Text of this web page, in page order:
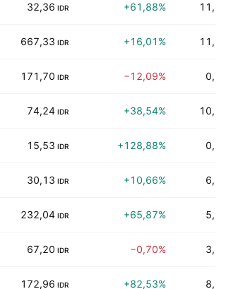
32,36 IDR +61,88% 11,22%
667,33 IDR +16,01% 11,36%
171,70 IDR −12,09% 0,00%
74,24 IDR +38,54% 10,10%
15,53 IDR +128,88% 0,00%
30,13 IDR +10,66% 6,75%
232,04 IDR +65,87% 5,84%
67,20 IDR −0,70% 3,44%
172,96 IDR +82,53% 8,70%